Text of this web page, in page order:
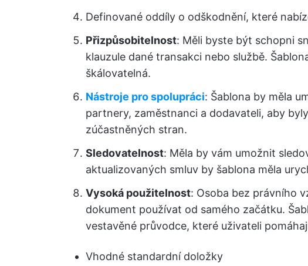
Definované oddíly o odškodnění, které
Přizpůsobitelnost: Měli byste být schopni
klauzule dané transakci nebo službě.
škálovatelná.
Nástroje pro spolupráci: Šablona by měla
partnery, zaměstnanci a dodavateli, aby
zúčastněných stran.
Sledovatelnost: Měla by vám umožnit
aktualizovaných smluv by šablona měla
Vysoká použitelnost: Osoba bez právního
dokument používat od samého začátku.
vestavěné průvodce, které uživateli
Vhodné standardní doložky